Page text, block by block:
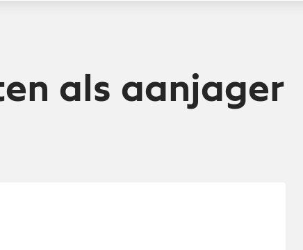
als aanjager